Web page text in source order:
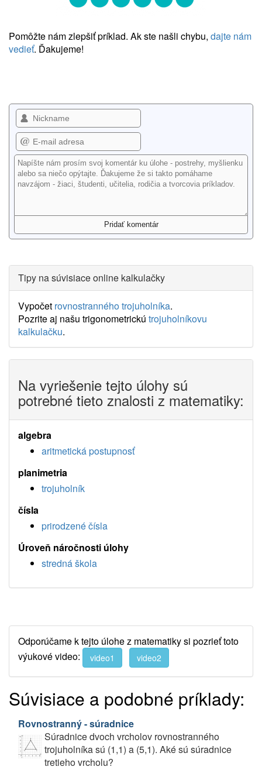
Pomôžte nám zlepšiť príklad. Ak ste našli chybu, dajte nám
vedieť. Ďakujeme!
Tipy na súvisiace online kalkulačky
Vypočet rovnostranného trojuholníka.
Pozrite aj našu trigonometrickú trojuholníkovu
kalkulačku.
Na vyriešenie tejto úlohy sú
potrebné tieto znalosti z matematiky:
algebra
aritmetická postupnosť
planimetria
trojuholník
čísla
prirodzené čísla
Úroveň náročnosti úlohy
stredná škola
Odporúčame k tejto úlohe z matematiky si pozrieť toto
výukové video:
video1 video2
Súvisiace a podobné príklady:
Rovnostranný - súradnice
Súradnice dvoch vrcholov rovnostranného
trojuholníka sú (1,1) a (5,1). Aké sú súradnice
tretieho vrcholu?